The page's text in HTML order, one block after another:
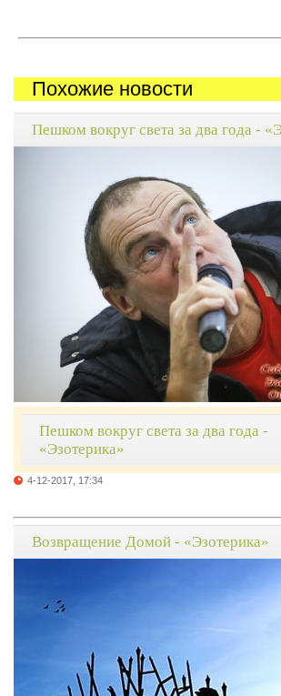
Похожие новости
Пешком вокруг света за два года -
Пешком вокруг света за два года -
«Эзотерика»
4-12-2017, 17:34
Возвращение Домой - «Эзотерика»